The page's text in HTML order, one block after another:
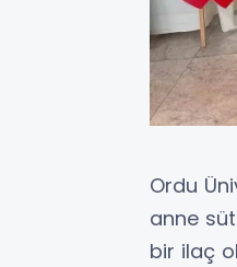
Ordu
anne
bir ilaç